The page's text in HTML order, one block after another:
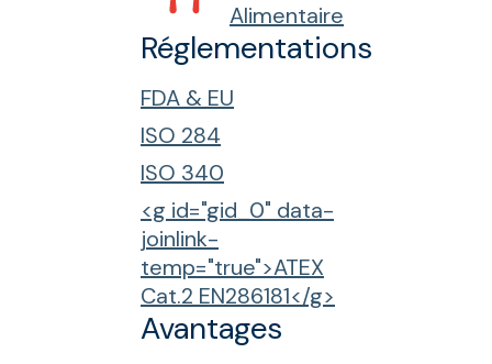
Alimentaire
Réglementations
FDA & EU
ISO 284
ISO 340
<g id="gid_0" data-
joinlink-
temp="true">ATEX
Cat.2 EN286181</g>
Avantages